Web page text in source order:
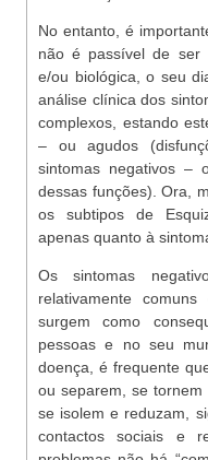
No entanto, é
não é passível de ser
e/ou biológica, o seu
análise clínica dos
complexos, estando
– ou agudos
sintomas negativos –
dessas funções). Ora,
os subtipos de
apenas quanto à
Os sintomas
relativamente
surgem como
pessoas e no seu
doença, é frequente
ou separem, se tornem
se isolem e reduzam,
contactos sociais e